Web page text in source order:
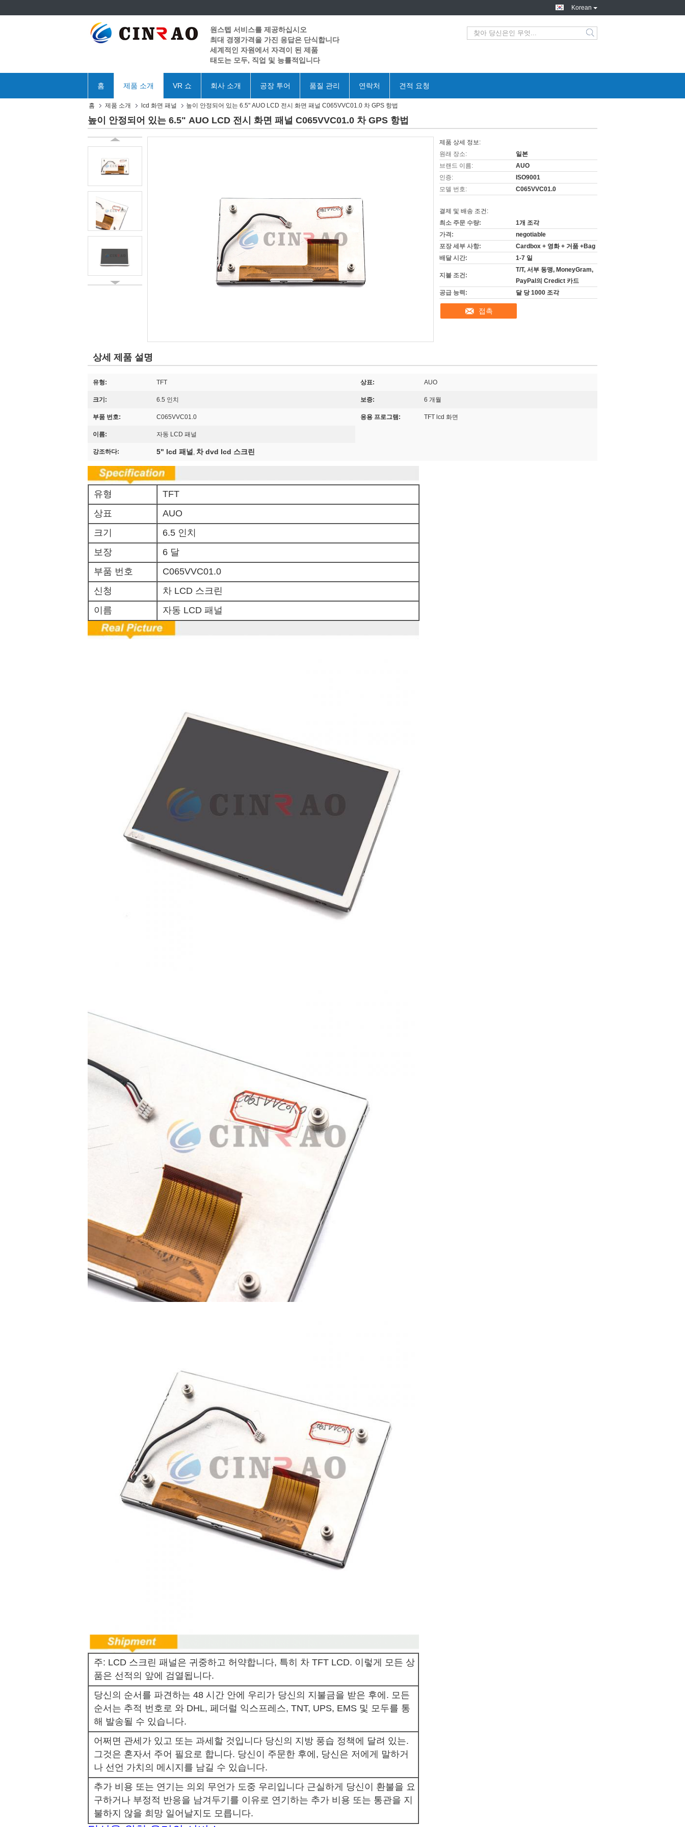
Korean
원스텝 서비스를 제공하십시오
최대 경쟁가격을 가진 응답은 단식합니다
세계적인 자원에서 자격이 된 제품
태도는 모두, 직업 및 능률적입니다
홈 제품 소개 VR 쇼 회사 소개 공장 투어 품질 관리 연락처 견적 요청
홈 제품 소개 lcd 화면 패널 높이 안정되어 있는 6.5" AUO LCD 전시 화면 패널 C065VVC01.0 차 GPS 항법
높이 안정되어 있는 6.5" AUO LCD 전시 화면 패널 C065VVC01.0 차 GPS 항법
제품 상세 정보:
원래 장소:
일본
브랜드 이름:
AUO
인증:
ISO9001
모델 번호:
C065VVC01.0
결제 및 배송 조건:
최소 주문 수량:
1개 조각
가격:
negotiable
포장 세부 사항:
Cardbox + 영화 + 거품 +Bag
배달 시간:
1-7 일
지불 조건:
T/T, 서부 동맹, MoneyGram,
PayPal의 Credict 카드
공급 능력:
달 당 1000 조각
접촉
상세 제품 설명
유형: TFT 상표: AUO
크기: 6.5 인치 보증: 6 개월
부품 번호: C065VVC01.0 응용 프로그램: TFT lcd 화면
이름: 자동 LCD 패널
강조하다: 5" lcd 패널 , 차 dvd lcd 스크린
유형
TFT
상표
AUO
크기
6.5 인치
보장
6 달
부품 번호
C065VVC01.0
신청
차 LCD 스크린
이름
자동 LCD 패널
주: LCD 스크린 패널은 귀중하고 허약합니다, 특히 차 TFT LCD. 이렇게 모든 상
품은 선적의 앞에 검열됩니다.
당신의 순서를 파견하는 48 시간 안에 우리가 당신의 지불금을 받은 후에. 모든
순서는 추적 번호로 와 DHL, 페더럴 익스프레스, TNT, UPS, EMS 및 모두를 통
해 발송될 수 있습니다.
어쩌면 관세가 있고 또는 과세할 것입니다 당신의 지방 풍습 정책에 달려 있는.
그것은 혼자서 주어 필요로 합니다. 당신이 주문한 후에, 당신은 저에게 말하거
나 선언 가치의 메시지를 남길 수 있습니다.
추가 비용 또는 연기는 의외 무언가 도중 우리입니다 근실하게 당신이 환불을 요
구하거나 부정적 반응을 남겨두기를 이유로 연기하는 추가 비용 또는 통관을 지
불하지 않을 희망 일어날지도 모릅니다.